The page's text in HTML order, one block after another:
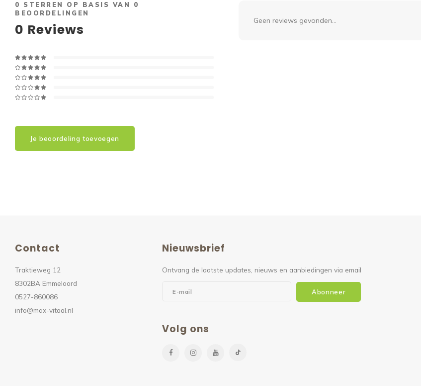
0 STERREN OP BASIS VAN 0
BEOORDELINGEN
0 Reviews
Je beoordeling toevoegen
Geen reviews gevonden...
Contact
Traktieweg 12
8302BA Emmeloord
0527-860086
info@max-vitaal.nl
Nieuwsbrief
Ontvang de laatste updates, nieuws en aanbiedingen via email
Abonneer
Volg ons